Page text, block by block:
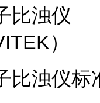
比浊仪
）
比浊仪标